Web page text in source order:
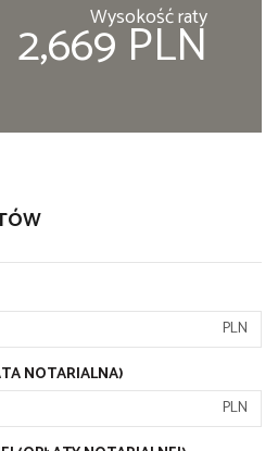
Wysokość raty
2,669 PLN
PLN
NOTARIALNA)
PLN